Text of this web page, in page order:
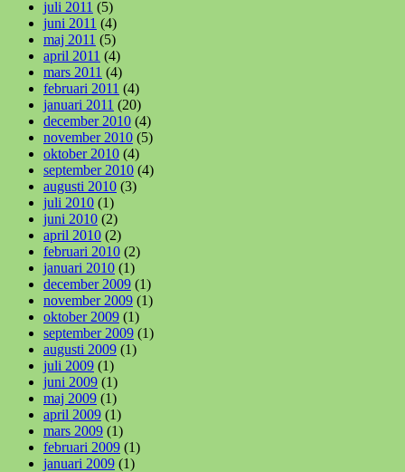
juli 2011 (5)
juni 2011 (4)
maj 2011 (5)
april 2011 (4)
mars 2011 (4)
februari 2011 (4)
januari 2011 (20)
december 2010 (4)
november 2010 (5)
oktober 2010 (4)
september 2010 (4)
augusti 2010 (3)
juli 2010 (1)
juni 2010 (2)
april 2010 (2)
februari 2010 (2)
januari 2010 (1)
december 2009 (1)
november 2009 (1)
oktober 2009 (1)
september 2009 (1)
augusti 2009 (1)
juli 2009 (1)
juni 2009 (1)
maj 2009 (1)
april 2009 (1)
mars 2009 (1)
februari 2009 (1)
januari 2009 (1)